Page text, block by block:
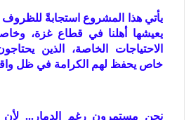
يأتي هذا المشروع استجابةً للظروف
يعيشها أهلنا في قطاع غزة،
الاحتياجات الخاصة، الذين
خاص يحفظ لهم الكرامة في ظل واقع
نحن مستمرون رغم الدمار...